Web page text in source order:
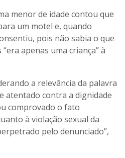
menor de idade contou que
um motel e, quando
pois não sabia o que
apenas uma criança” à
a relevância da palavra
atentado contra a dignidade
comprovado o fato
à violação sexual da
pelo denunciado”,